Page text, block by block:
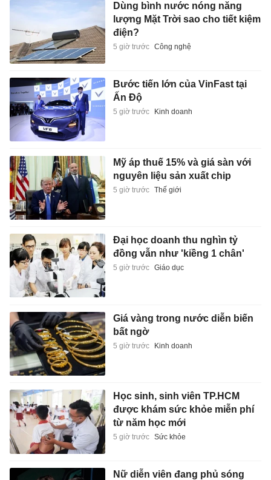
Dùng bình nước nóng năng
lượng Mặt Trời sao cho tiết kiệm
điện?
5 giờ trước Công nghệ
Bước tiến lớn của VinFast tại
Ấn Độ
5 giờ trước Kinh doanh
Mỹ áp thuế 15% và giá sàn với
nguyên liệu sản xuất chip
5 giờ trước Thế giới
Đại học doanh thu nghìn tỷ
đồng vẫn như 'kiềng 1 chân'
5 giờ trước Giáo dục
Giá vàng trong nước diễn biến
bất ngờ
5 giờ trước Kinh doanh
Học sinh, sinh viên TP.HCM
được khám sức khỏe miễn phí
từ năm học mới
5 giờ trước Sức khỏe
Nữ diễn viên đang phủ sóng